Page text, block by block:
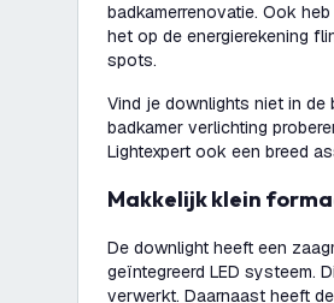
badkamerrenovatie. Ook
het op de energierekening
spots.
Vind je downlights niet in
badkamer verlichting
Lightexpert ook een breed
Makkelijk klein
De downlight heeft een
geïntegreerd LED systeem.
verwerkt. Daarnaast heeft